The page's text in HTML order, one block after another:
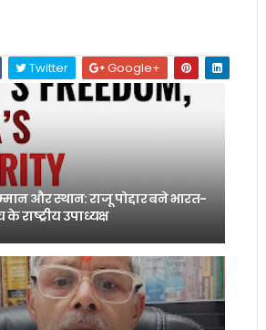
Twitter Google+
और स्थान: राजू पोद्दार बने भारत-
राष्ट्रीय उपाध्यक्ष